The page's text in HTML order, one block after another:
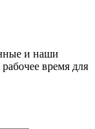
и наши
время для